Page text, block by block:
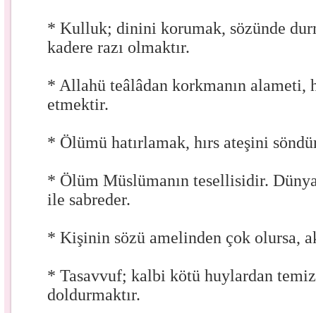
* Kulluk; dinini korumak, sözünde
kadere razı olmaktır.
* Allahü teâlâdan korkmanın alameti,
etmektir.
* Ölümü hatırlamak, hırs ateşini
* Ölüm Müslümanın tesellisidir.
ile sabreder.
* Kişinin sözü amelinden çok olursa,
* Tasavvuf; kalbi kötü huylardan
doldurmaktır.